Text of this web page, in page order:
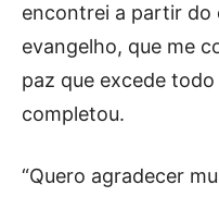
encontrei a partir do
evangelho, que me
paz que excede
completou.
“Quero agradecer